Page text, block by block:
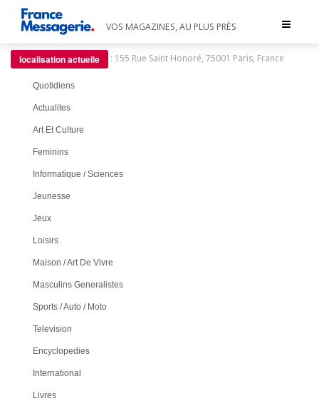
Toggle
VOS MAGAZINES, AU PLUS PRÈS
localisation actuelle : 155 Rue Saint Honoré, 75001 Paris, France
Quotidiens
Actualites
Art Et Culture
Feminins
Informatique / Sciences
Jeunesse
Jeux
Loisirs
Maison / Art De Vivre
Masculins Generalistes
Sports / Auto / Moto
Television
Encyclopedies
International
Livres